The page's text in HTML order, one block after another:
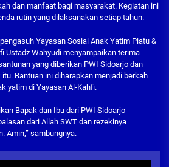
dan manfaat bagi masyarakat. Kegiatan ini
rutin yang dilaksanakan setiap tahun.
Yayasan Sosial Anak Yatim Piatu &
Ustadz Wahyudi menyampaikan terima
yang diberikan PWI Sidoarjo dan
Bantuan ini diharapkan menjadi berkah
yatim di Yayasan Al-Kahfi.
Bapak dan Ibu dari PWI Sidoarjo
dari Allah SWT dan rezekinya
Amin,” sambungnya.